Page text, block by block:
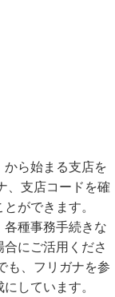
から始まる支店を
、支店コードを確
ができます。
種事務手続きな
にご活用くださ
も、フリガナを参
しています。